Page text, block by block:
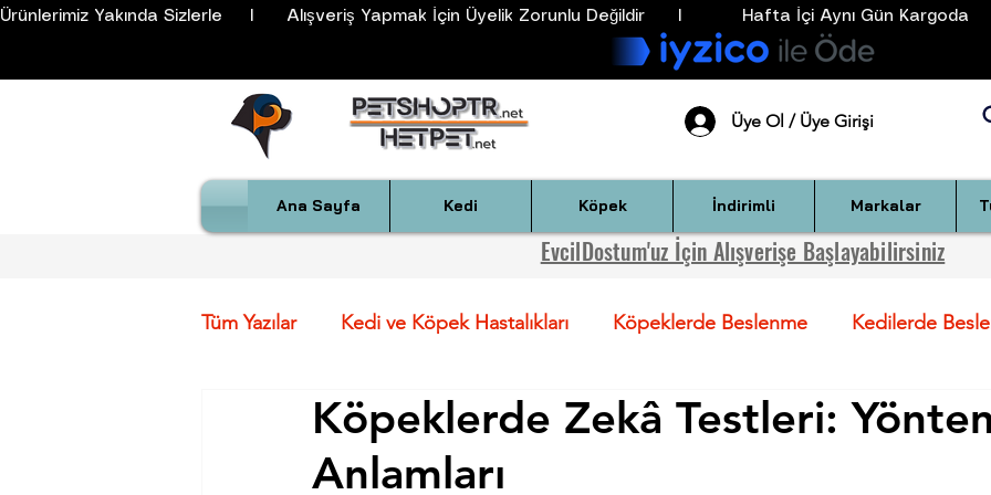
Ürünlerimiz Yakında Sizlerle     I      Alışveriş Yapmak İçin Üyelik Zorunlu Değildir      I           Hafta İçi Aynı Gün
Üye Ol / Üye Girişi
Ana Sayfa Kedi Köpek İndirimli Markalar
EvcilDostum'uz İçin Alışverişe Başlayabilirsiniz
Tüm Yazılar Kedi ve Köpek Hastalıkları Köpeklerde Beslenme Kedilerde
Köpek Irkları Öz. ve FCI Standartla Köpekler İçin Sağlık Önerileri Kediler İçin
Köpeklerde Zekâ Testleri:
Anlamları